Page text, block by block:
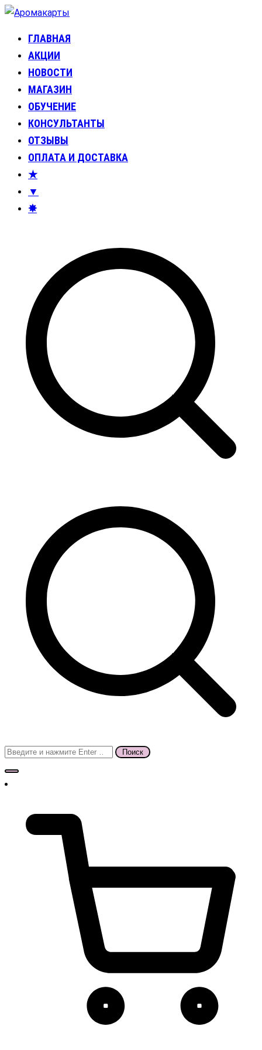
Перейти
содержимому
Аромакарты
Психологические эфирные карты • Аромапсихология
ГЛАВНАЯ
АКЦИИ
НОВОСТИ
МАГАЗИН
ОБУЧЕНИЕ
КОНСУЛЬТАНТЫ
ОТЗЫВЫ
ОПЛАТА И ДОСТАВКА
★
▼
✸
Поиск
для: